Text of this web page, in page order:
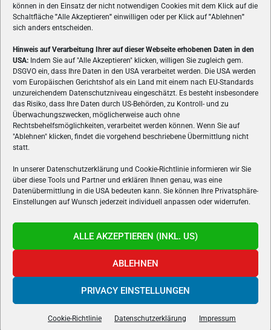
können in den Einsatz der nicht notwendigen Cookies mit dem Klick auf die
Schaltfläche "Alle Akzeptieren" einwilligen oder per Klick auf"Ablehnen"
sich anders entscheiden.
Hinweis auf Verarbeitung Ihrer auf dieser Webseite erhobenen Daten in den
USA: Indem Sie auf "Alle Akzeptieren" klicken, willigen Sie zugleich gem.
DSGVO ein, dass Ihre Daten in den USA verarbeitet werden. Die USA werden
vom Europäischen Gerichtshof als ein Land mit einem nach EU-Standards
unzureichendem Datenschutzniveau eingeschätzt. Es besteht insbesondere
das Risiko, dass Ihre Daten durch US-Behörden, zu Kontroll- und zu
Überwachungszwecken, möglicherweise auch ohne
Rechtsbehelfsmöglichkeiten, verarbeitet werden können. Wenn Sie auf
"Ablehnen" klicken, findet die vorgehend beschriebene Übermittlung nicht
statt.
In unserer Datenschutzerklärung und Cookie-Richtlinie informieren wir Sie
über diese Tools und Partner und erklären Ihnen genau, was eine
Datenübermittlung in die USA bedeuten kann. Sie können Ihre Privatsphäre-
Einstellungen auf Wunsch jederzeit individuell anpassen oder widerrufen.
ALLE AKZEPTIEREN (INKL. US)
ABLEHNEN
PRIVACY EINSTELLUNGEN
Cookie-Richtlinie Datenschutzerklärung Impressum
ÜBER UNS
VON GAMERN, FÜR GAMER! Gamers.at ist das älteste Online-
Spielemagazin Österreichs und bringt täglich aktuelle News,
Reviews und Videos zu PC- und Konsolenspielen, Gaming-
Hardware und aus der Welt des e-Sport's.
FOLGE UNS
Gamers.at v6 © 1999-2024 All Rights Reserved -Kontakt|Impressum|
Datenschutzerklärung
- Developed by
powered byoverclockers.at